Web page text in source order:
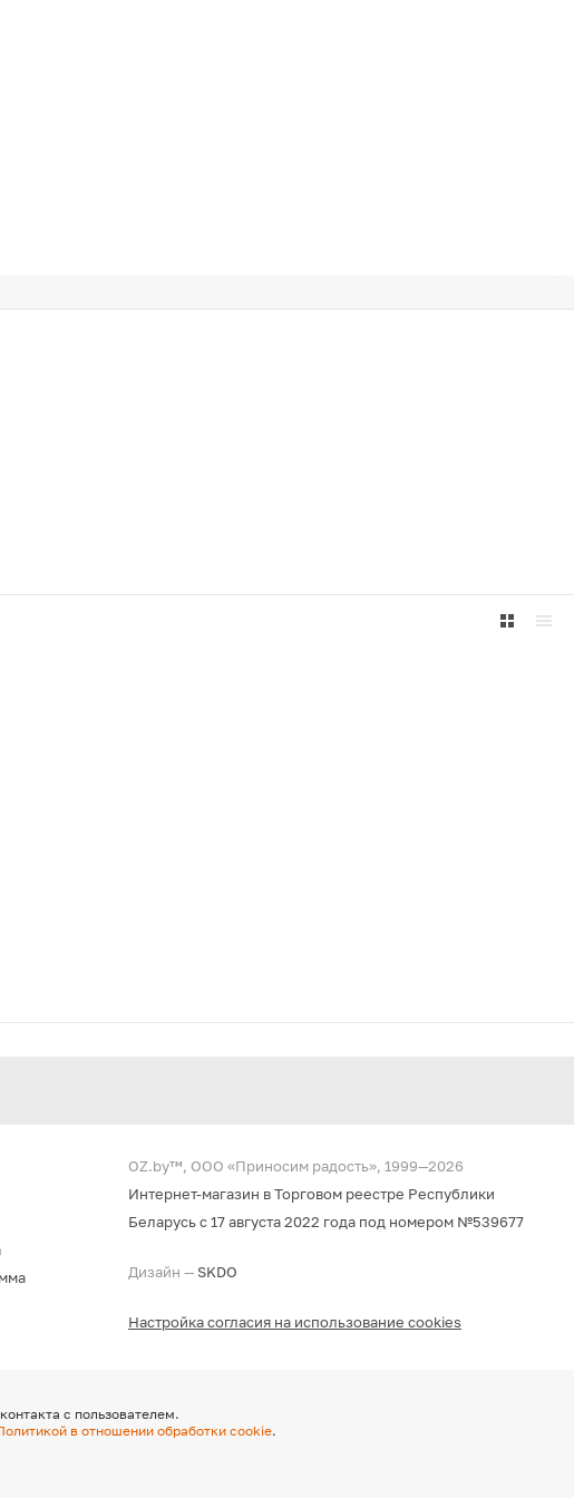
OZ.by™, ООО «Приносим радость», 1999—2026
Интернет-магазин в Торговом реестре Республики
Беларусь с 17 августа 2022 года под номером №539677
Дизайн — SKDO
Настройка согласия на использование cookies
с пользователем.
в отношении обработки cookie.